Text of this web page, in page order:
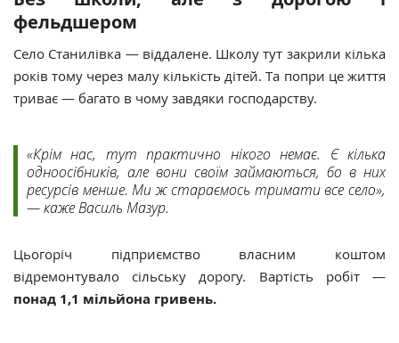
фельдшером
Село Станилівка — віддалене. Школу тут закрили кілька
років тому через малу кількість дітей. Та попри це життя
триває — багато в чому завдяки господарству.
«Крім нас, тут практично нікого немає. Є кілька
одноосібників, але вони своїм займаються, бо в них
ресурсів менше. Ми ж стараємось тримати все село»,
— каже Василь Мазур.
Цьогоріч підприємство власним коштом
відремонтувало сільську дорогу. Вартість робіт —
понад 1,1 мільйона гривень.